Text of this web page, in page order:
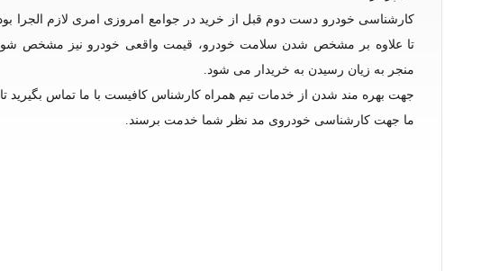
کارشناسی خودرو دست دوم قبل از خرید در جوامع امروزی امری لازم
تا علاوه بر مشخص شدن سلامت خودرو، قیمت واقعی خودرو نیز مشخص
منجر به زیان رسیدن به خریدار می شود.
جهت بهره مند شدن از خدمات تیم همراه کارشناس کافیست با ما تماس
ما جهت کارشناسی خودروی مد نظر شما خدمت برسند.